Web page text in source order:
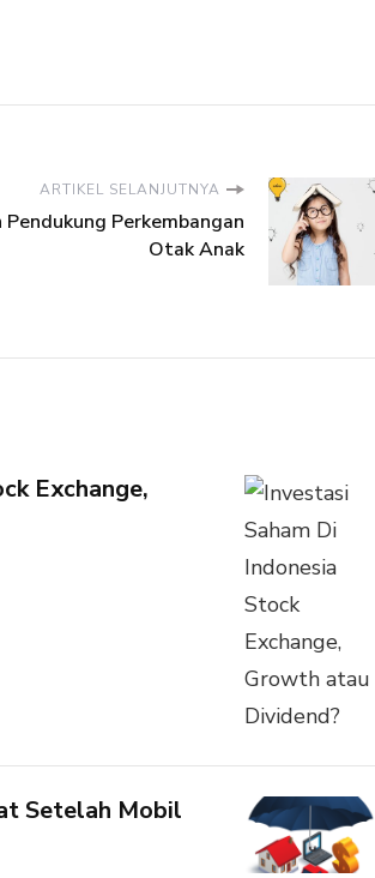
ARTIKEL SELANJUTNYA
Pendukung Perkembangan
Otak Anak
Exchange,
Setelah Mobil